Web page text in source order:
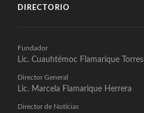
DIRECTORIO
Fundador
Lic. Cuauhtémoc Flamarique Torres
Director General
Lic. Marcela Flamarique Herrera
Director de Noticias